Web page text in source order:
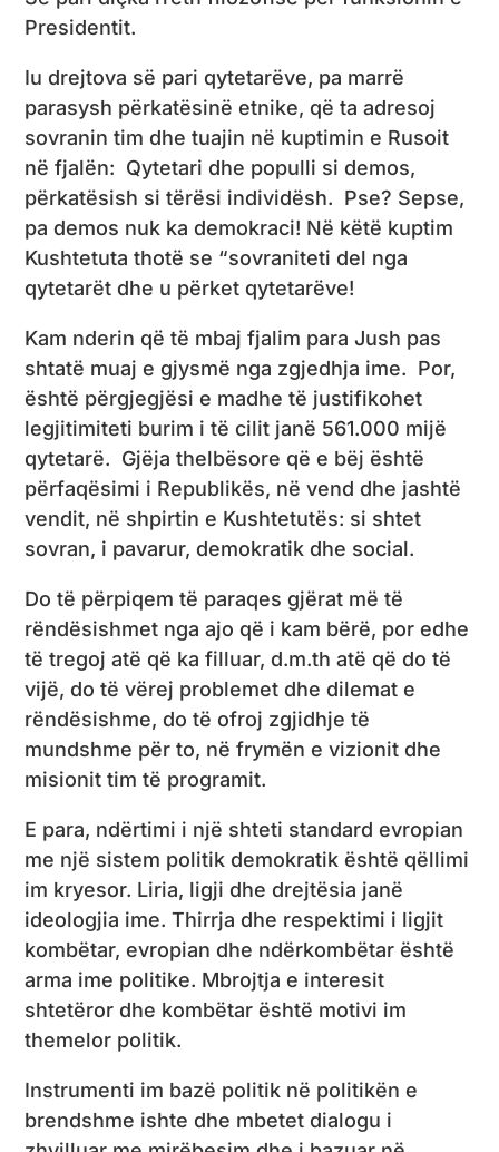
Presidentit.
Iu drejtova së pari qytetarëve, pa marrë
parasysh përkatësinë etnike, që ta adresoj
sovranin tim dhe tuajin në kuptimin e Rusoit
në fjalën: Qytetari dhe populli si demos,
përkatësish si tërësi individësh. Pse? Sepse,
pa demos nuk ka demokraci! Në këtë kuptim
Kushtetuta thotë se “sovraniteti del nga
qytetarët dhe u përket qytetarëve!
Kam nderin që të mbaj fjalim para Jush pas
shtatë muaj e gjysmë nga zgjedhja ime. Por,
është përgjegjësi e madhe të justifikohet
legjitimiteti burim i të cilit janë 561.000 mijë
qytetarë. Gjëja thelbësore që e bëj është
përfaqësimi i Republikës, në vend dhe jashtë
vendit, në shpirtin e Kushtetutës: si shtet
sovran, i pavarur, demokratik dhe social.
Do të përpiqem të paraqes gjërat më të
rëndësishmet nga ajo që i kam bërë, por edhe
të tregoj atë që ka filluar, d.m.th atë që do të
vijë, do të vërej problemet dhe dilemat e
rëndësishme, do të ofroj zgjidhje të
mundshme për to, në frymën e vizionit dhe
misionit tim të programit.
E para, ndërtimi i një shteti standard evropian
me një sistem politik demokratik është qëllimi
im kryesor. Liria, ligji dhe drejtësia janë
ideologjia ime. Thirrja dhe respektimi i ligjit
kombëtar, evropian dhe ndërkombëtar është
arma ime politike. Mbrojtja e interesit
shtetëror dhe kombëtar është motivi im
themelor politik.
Instrumenti im bazë politik në politikën e
brendshme ishte dhe mbetet dialogu i